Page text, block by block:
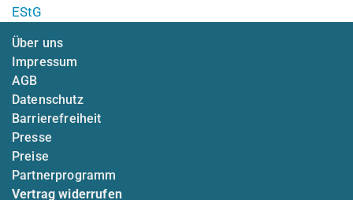
EStG
Über uns
Impressum
AGB
Datenschutz
Barrierefreiheit
Presse
Preise
Partnerprogramm
Vertrag widerrufen